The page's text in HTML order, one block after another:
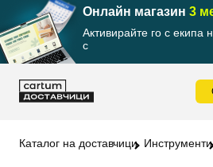
Онлайн магазин 3
Активирайте го с екипа
с
Каталог на доставчици Инструменти